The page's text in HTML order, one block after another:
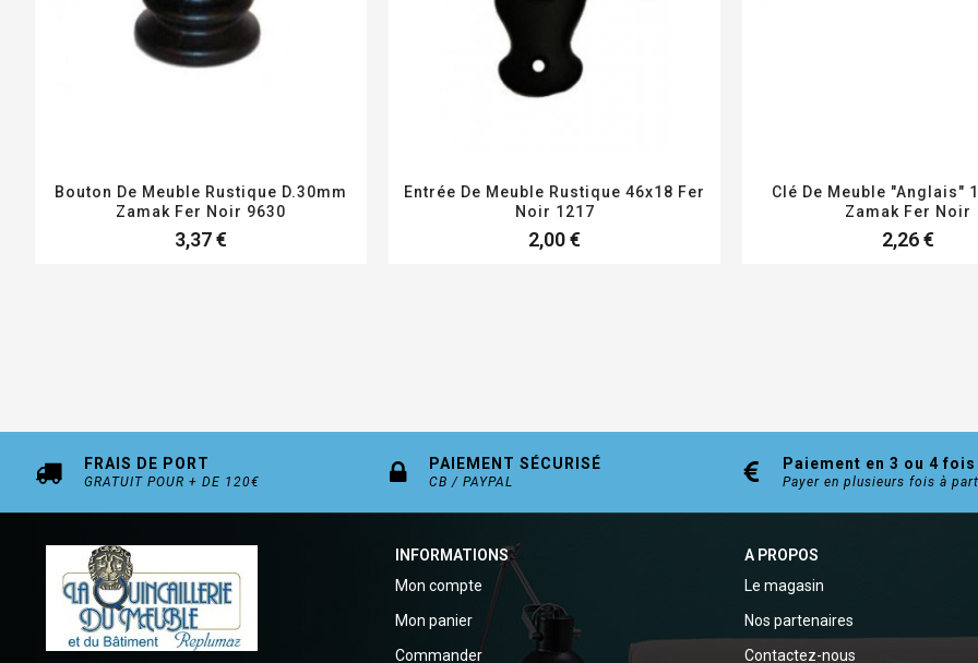
Bouton De Meuble Rustique D.30mm
Zamak Fer Noir 9630
3,37 €
Entrée De Meuble Rustique 46x18 Fer
Noir 1217
2,00 €
Clé De Meuble "Anglais"
Zamak Fer Noir
2,26 €
FRAIS DE PORT
GRATUIT POUR + DE 120€
PAIEMENT SÉCURISÉ
CB / PAYPAL
Paiement en 3 ou 4 fois
Payer en plusieurs fois à
INFORMATIONS
Mon compte
Mon panier
Commander
A PROPOS
Le magasin
Nos partenaires
Contactez-nous